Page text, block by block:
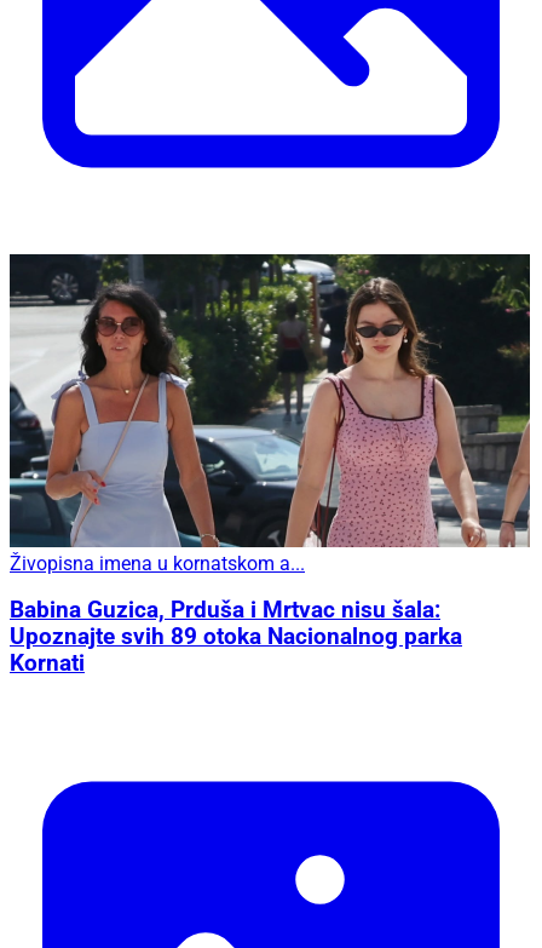
Živopisna imena u kornatskom a...
Babina Guzica, Prduša i Mrtvac nisu šala:
Upoznajte svih 89 otoka Nacionalnog parka
Kornati